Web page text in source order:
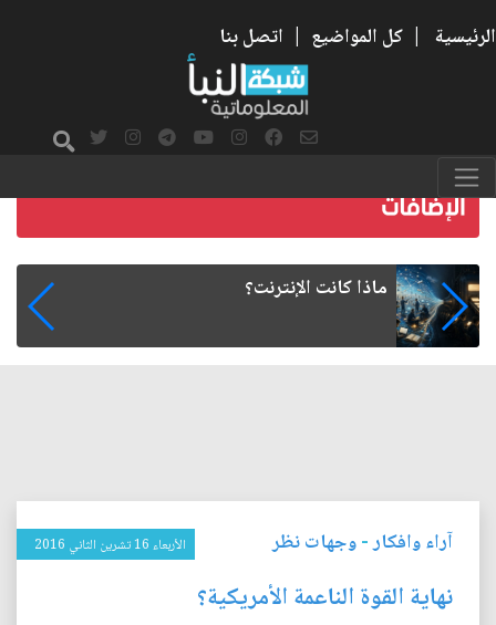
الرئيسية | كل المواضيع | اتصل بنا
كيف يتأثر تصنيع البلاستيك بالاضطرابات
آراء وافكار-وجهات نظر الأربعاء 16 تشرين الثاني 2016
نهاية القوة الناعمة الأمريكية؟